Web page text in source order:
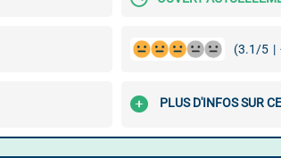
(3.1/5 |
PLUS D'INFOS SUR